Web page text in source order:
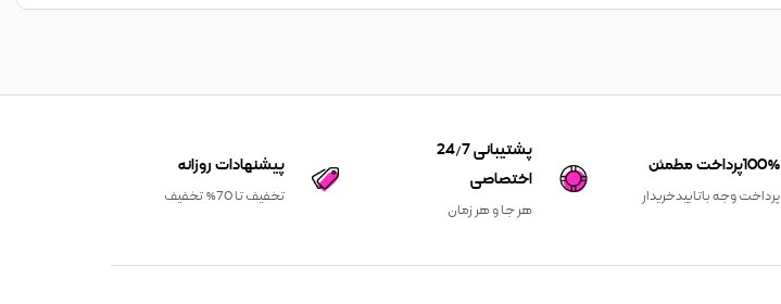
100%پرداخت مطمئن
پرداخت وجه باتاییدخریدار
پشتیبانی 24/7
اختصاصی
هر جا و هر زمان
پیشنهادات روزانه
تخفیف تا 70% تخفیف